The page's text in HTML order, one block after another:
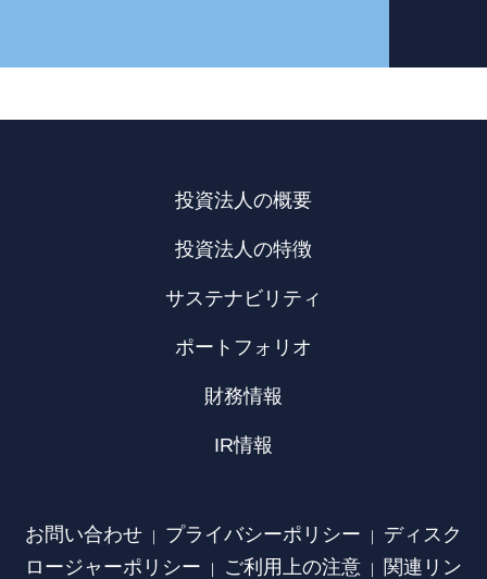
投資法人の概要
投資法人の特徴
サステナビリティ
ポートフォリオ
財務情報
IR情報
お問い合わせ ｜ プライバシーポリシー ｜ ディスク
ロージャーポリシー ｜ ご利用上の注意 ｜ 関連リン